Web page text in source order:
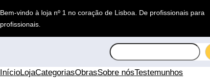
para
o
conteúdo
Bem-vindo à loja nº 1 no coração de Lisboa. De profissionais para
profissionais
S
e
a
InícioLojaCategoriasObrasSobre nósTestemunhos